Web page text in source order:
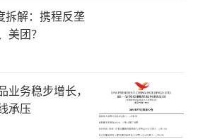
，产能去化的连续性促进2
逐步向好，从2024年二季度
上涨后产能增长速度慢或能
去化。
拆解：携程反垄
美团？
务稳步增长，
承压